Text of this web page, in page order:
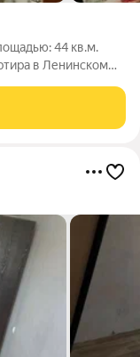
44 кв.м.
в Ленинском
детский сад,